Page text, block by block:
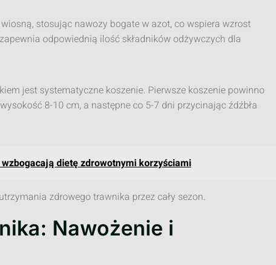
stosując nawozy bogate w azot, co wspiera wzrost
odpowiednią ilość składników odżywczych dla
jest systematyczne koszenie. Pierwsze koszenie powinno
8-10 cm, a następne co 5-7 dni przycinając źdźbła
dietę zdrowotnymi korzyściami
zdrowego trawnika przez cały sezon.
Nawożenie i